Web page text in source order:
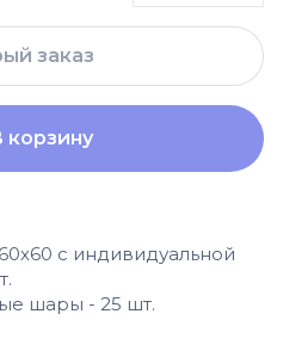
корзину
заказ
с индивидуальной
шары - 25 шт.